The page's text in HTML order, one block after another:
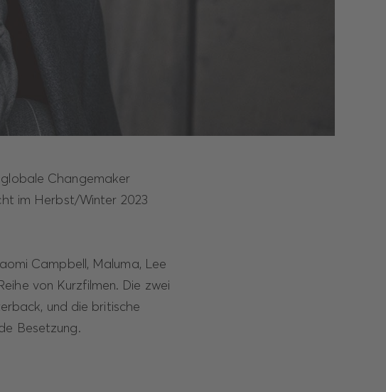
Changemaker
im Herbst/Winter 2023
Campbell, Maluma, Lee
von Kurzfilmen. Die zwei
und die britische
Besetzung.